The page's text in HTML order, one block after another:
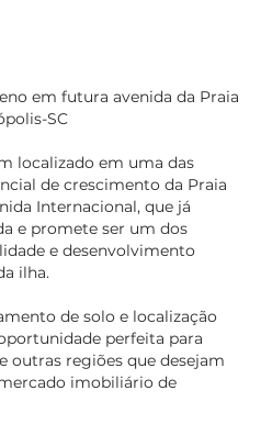
em futura avenida da Praia
SC
localizado em uma das
de crescimento da Praia
Internacional, que já
e promete ser um dos
e desenvolvimento
ilha.
de solo e localização
perfeita para
outras regiões que desejam
imobiliário de